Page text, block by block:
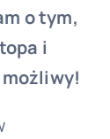
o tym,
i